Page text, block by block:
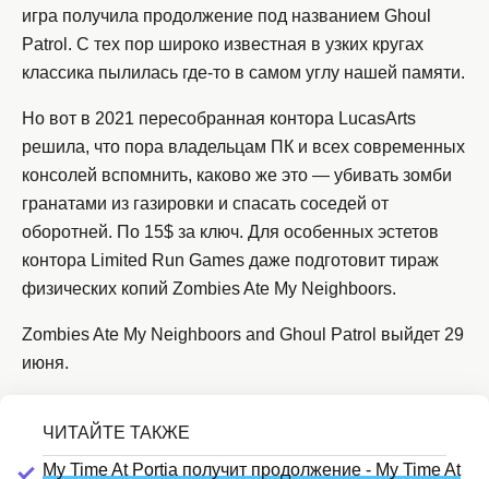
игра получила продолжение под названием Ghoul
Patrol. С тех пор широко известная в узких кругах
классика пылилась где-то в самом углу нашей памяти.
Но вот в 2021 пересобранная контора LucasArts
решила, что пора владельцам ПК и всех современных
консолей вспомнить, каково же это — убивать зомби
гранатами из газировки и спасать соседей от
оборотней. По 15$ за ключ. Для особенных эстетов
контора Limited Run Games даже подготовит тираж
физических копий Zombies Ate My Neighboors.
Zombies Ate My Neighboors and Ghoul Patrol выйдет 29
июня.
My Time At Portia получит продолжение - My Time At